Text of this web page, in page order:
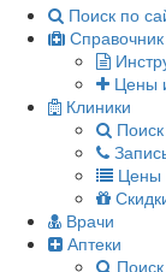
Поиск по
Цены
Клиники
Цены
Врачи
Аптеки